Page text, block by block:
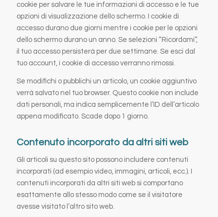
cookie per salvare le tue informazioni di accesso e le tue
opzioni di visualizzazione dello schermo. I cookie di
accesso durano due giorni mentre i cookie per le opzioni
dello schermo durano un anno. Se selezioni “Ricordami”,
il tuo accesso persisterà per due settimane. Se esci dal
tuo account, i cookie di accesso verranno rimossi.
Se modifichi o pubblichi un articolo, un cookie aggiuntivo
verrà salvato nel tuo browser. Questo cookie non include
dati personali, ma indica semplicemente l’ID dell’articolo
appena modificato. Scade dopo 1 giorno.
Contenuto incorporato da altri siti web
Gli articoli su questo sito possono includere contenuti
incorporati (ad esempio video, immagini, articoli, ecc.). I
contenuti incorporati da altri siti web si comportano
esattamente allo stesso modo come se il visitatore
avesse visitato l’altro sito web.